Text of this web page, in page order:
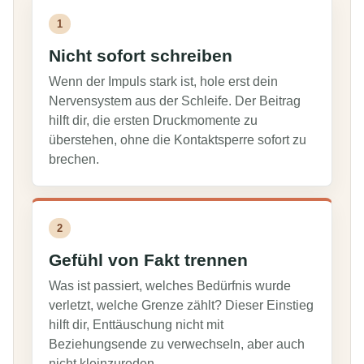
1
Nicht sofort schreiben
Wenn der Impuls stark ist, hole erst dein
Nervensystem aus der Schleife. Der Beitrag
hilft dir, die ersten Druckmomente zu
überstehen, ohne die Kontaktsperre sofort zu
brechen.
2
Gefühl von Fakt trennen
Was ist passiert, welches Bedürfnis wurde
verletzt, welche Grenze zählt? Dieser Einstieg
hilft dir, Enttäuschung nicht mit
Beziehungsende zu verwechseln, aber auch